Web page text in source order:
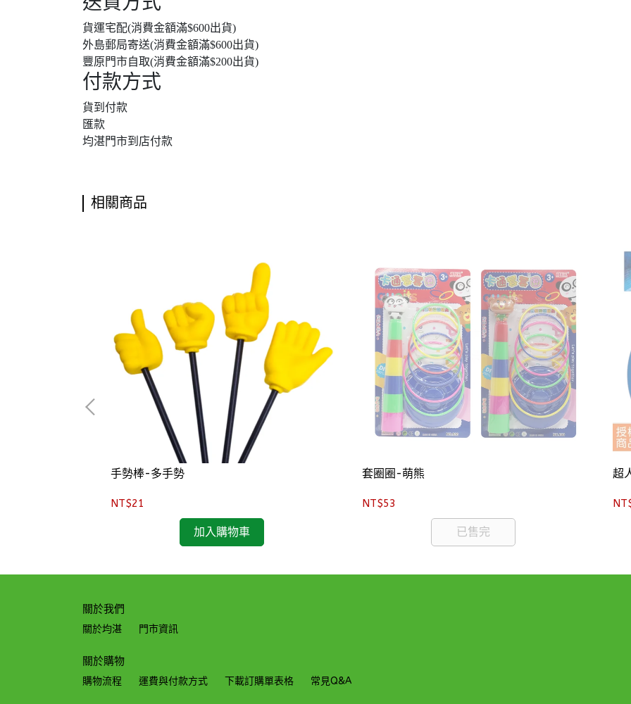
貨運宅配(消費金額滿$600出貨)
外島郵局寄送(消費金額滿$600出貨)
豐原門市自取(消費金額滿$200出貨)
付款方式
貨到付款
匯款
均湛門市到店付款
相關商品
手勢棒-多手勢
NT$21
加入購物車
套圈圈-萌熊
NT$53
已售完
超
關於我們
關於均湛 門市資訊
關於購物
購物流程 運費與付款方式 下載訂購單表格 常見Q&A